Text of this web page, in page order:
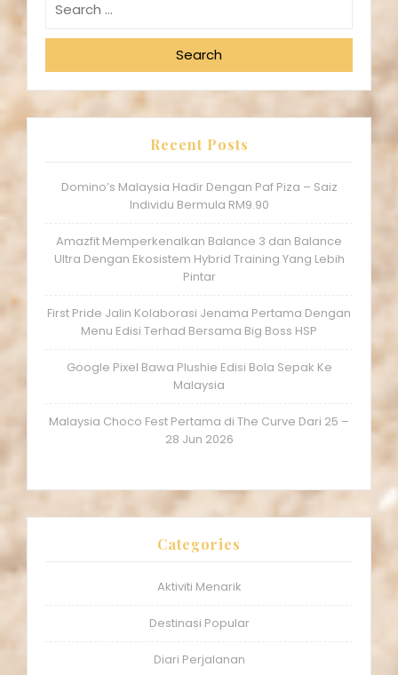
Search
Recent Posts
Domino’s Malaysia Hadir Dengan Paf Piza – Saiz
Individu Bermula RM9.90
Amazfit Memperkenalkan Balance 3 dan Balance
Ultra Dengan Ekosistem Hybrid Training Yang Lebih
Pintar
First Pride Jalin Kolaborasi Jenama Pertama Dengan
Menu Edisi Terhad Bersama Big Boss HSP
Google Pixel Bawa Plushie Edisi Bola Sepak Ke
Malaysia
Malaysia Choco Fest Pertama di The Curve Dari 25 –
28 Jun 2026
Categories
Aktiviti Menarik
Destinasi Popular
Diari Perjalanan